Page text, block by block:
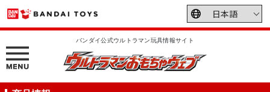
バンダイ公式ウルトラマン玩具情報サイト